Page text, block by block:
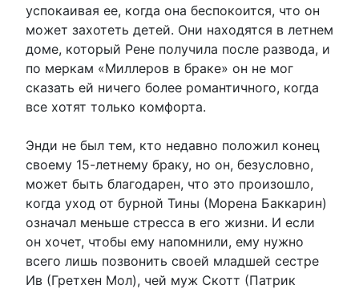
успокаивая ее, когда она беспокоится, что он
может захотеть детей. Они находятся в летнем
доме, который Рене получила после развода, и
по меркам «Миллеров в браке» он не мог
сказать ей ничего более романтичного, когда
все хотят только комфорта.
Энди не был тем, кто недавно положил конец
своему 15-летнему браку, но он, безусловно,
может быть благодарен, что это произошло,
когда уход от бурной Тины (Морена Баккарин)
означал меньше стресса в его жизни. И если
он хочет, чтобы ему напомнили, ему нужно
всего лишь позвонить своей младшей сестре
Ив (Гретхен Мол), чей муж Скотт (Патрик